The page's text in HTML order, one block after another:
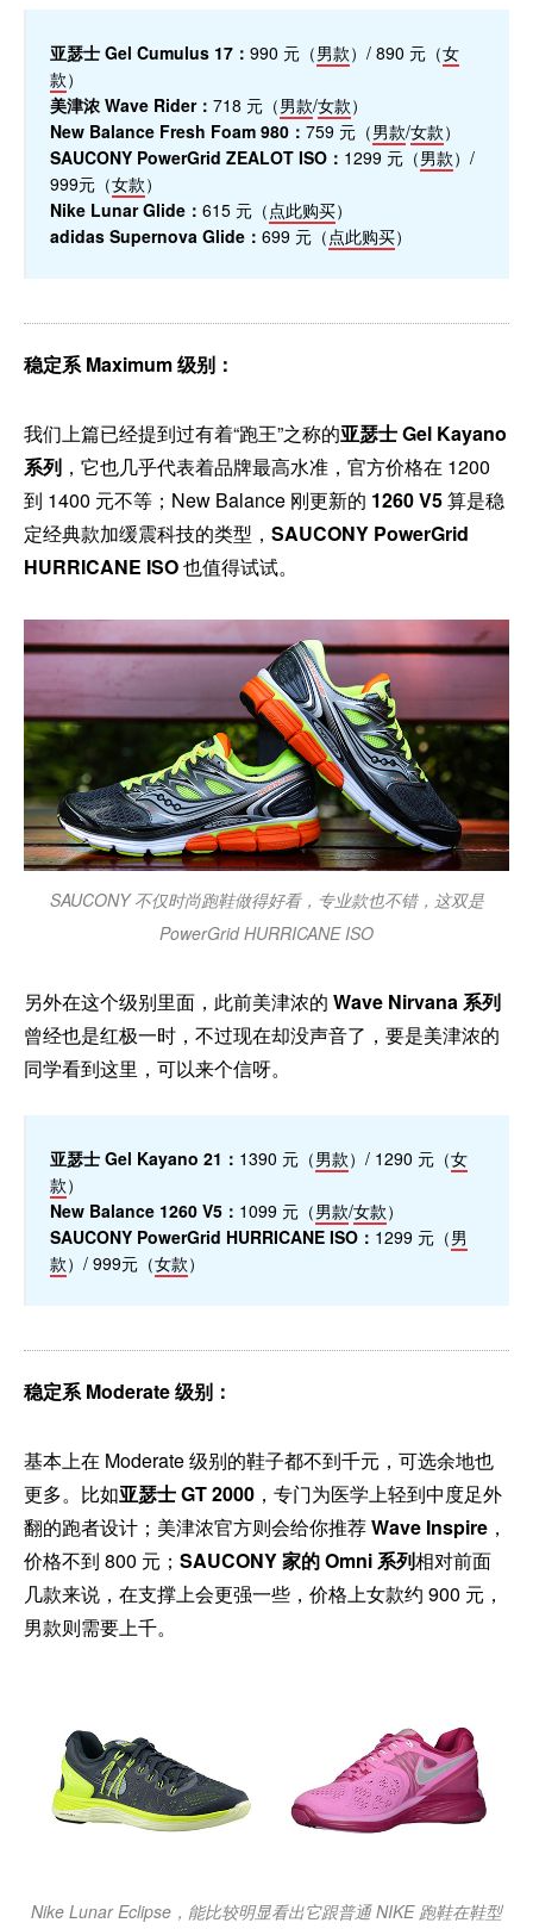
亚瑟士 Gel Cumulus 17： 990 元（男款）/ 890 元（女
款）
美津浓 Wave Rider： 718 元（男款/女款）
New Balance Fresh Foam 980： 759 元（男款/女款）
SAUCONY PowerGrid ZEALOT ISO： 1299 元（男款）/
999元（女款）
Nike Lunar Glide： 615 元（ 点此购买）
adidas Supernova Glide： 699 元（ 点此购买）
稳定系 Maximum 级别：
我们上篇已经提到过有着“跑王”之称的亚瑟士 Gel Kayano
系列 ，它也几乎代表着品牌最高水准，官方价格在 1200
到 1400 元不等；New Balance 刚更新的 1260 V5算是稳
定经典款加缓震科技的类型， SAUCONY PowerGrid
HURRICANE ISO也值得试试。
SAUCONY 不仅时尚跑鞋做得好看，专业款也不错，这双是
PowerGrid HURRICANE ISO
另外在这个级别里面，此前美津浓的 Wave Nirvana 系列
曾经也是红极一时，不过现在却没声音了，要是美津浓的
同学看到这里，可以来个信呀。
亚瑟士 Gel Kayano 21： 1390 元（男款）/ 1290 元（女
款）
New Balance 1260 V5： 1099 元（男款/女款）
SAUCONY PowerGrid HURRICANE ISO： 1299 元（男
款）/ 999元（女款）
稳定系 Moderate 级别：
基本上在 Moderate 级别的鞋子都不到千元，可选余地也
更多。比如亚瑟士 GT 2000 ，专门为医学上轻到中度足外
翻的跑者设计；美津浓官方则会给你推荐Wave Inspire ，
价格不到 800 元； SAUCONY 家的 Omni 系列相对前面
几款来说，在支撑上会更强一些，价格上女款约 900 元，
男款则需要上千。
Nike Lunar Eclipse，能比较明显看出它跟普通 NIKE 跑鞋在鞋型